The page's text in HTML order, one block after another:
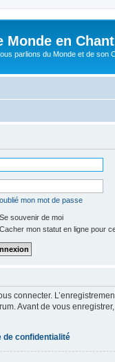
Monde en
parlions du Monde et de son
oublié mon mot de passe
Se souvenir de moi
Cacher mon statut en ligne pour
connecter.
Avant de vous
de confidentialité